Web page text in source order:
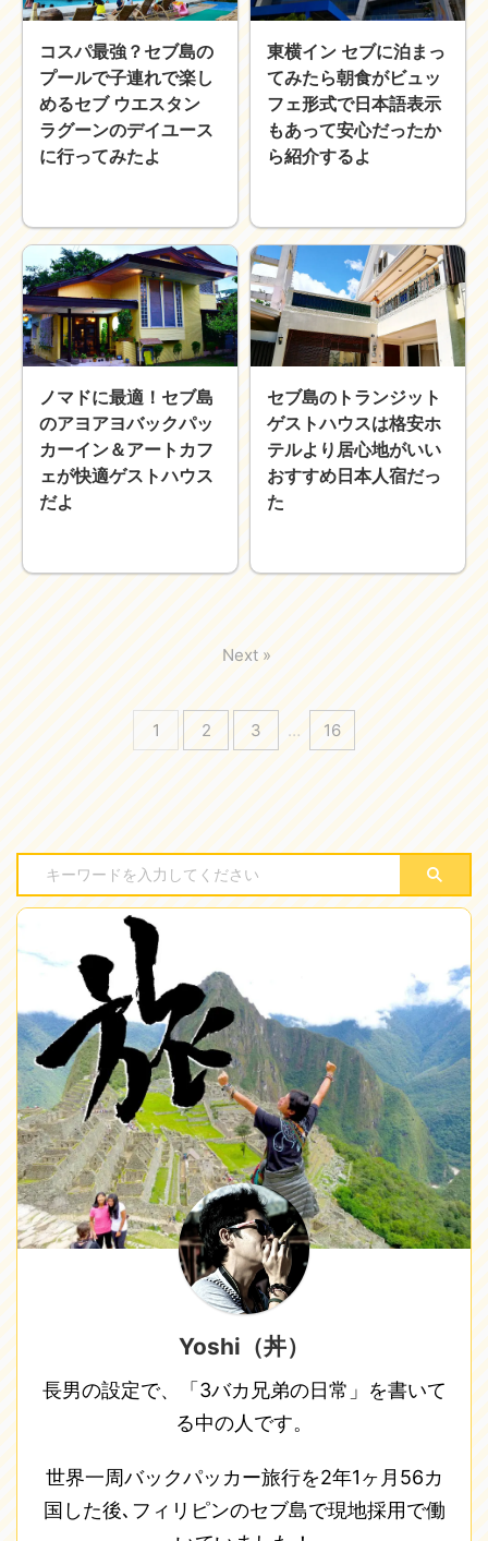
コスパ最強？セブ島の
プールで子連れで楽し
めるセブ ウエスタン
ラグーンのデイユース
に行ってみたよ
東横イン セブに泊まっ
てみたら朝食がビュッ
フェ形式で日本語表示
もあって安心だったか
ら紹介するよ
ノマドに最適！セブ島
のアヨアヨバックパッ
カーイン＆アートカフ
ェが快適ゲストハウス
だよ
セブ島のトランジット
ゲストハウスは格安ホ
テルより居心地がいい
おすすめ日本人宿だっ
た
1 2 3 … 16
Next »
Yoshi（丼）
長男の設定で、「3バカ兄弟の日常」を書いて
る中の人です。
世界一周バックパッカー旅行を2年1ヶ月56カ
国した後､フィリピンのセブ島で現地採用で働